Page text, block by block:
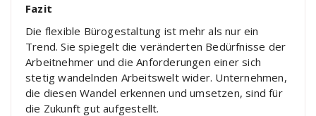
Fazit
Die flexible Bürogestaltung ist mehr als nur ein
Trend. Sie spiegelt die veränderten Bedürfnisse der
Arbeitnehmer und die Anforderungen einer sich
stetig wandelnden Arbeitswelt wider. Unternehmen,
die diesen Wandel erkennen und umsetzen, sind für
die Zukunft gut aufgestellt.